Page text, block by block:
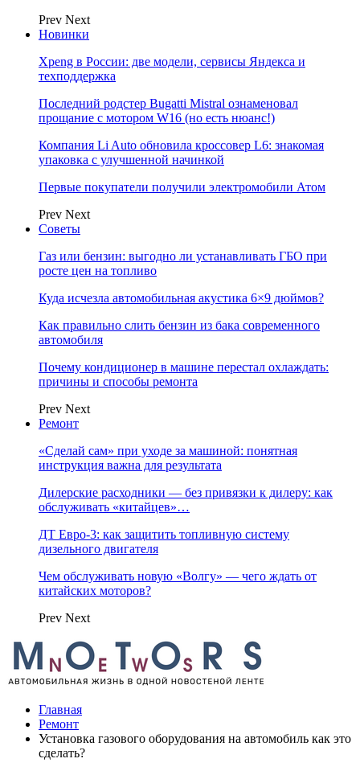
Prev Next
Новинки
Xpeng в России: две модели, сервисы Яндекса и
техподдержка
Последний родстер Bugatti Mistral ознаменовал
прощание с мотором W16 (но есть нюанс!)
Компания Li Auto обновила кроссовер L6: знакомая
упаковка с улучшенной начинкой
Первые покупатели получили электромобили Атом
Prev Next
Советы
Газ или бензин: выгодно ли устанавливать ГБО при
росте цен на топливо
Куда исчезла автомобильная акустика 6×9 дюймов?
Как правильно слить бензин из бака современного
автомобиля
Почему кондиционер в машине перестал охлаждать:
причины и способы ремонта
Prev Next
Ремонт
«Сделай сам» при уходе за машиной: понятная
инструкция важна для результата
Дилерские расходники — без привязки к дилеру: как
обслуживать «китайцев»…
ДТ Евро-3: как защитить топливную систему
дизельного двигателя
Чем обслуживать новую «Волгу» — чего ждать от
китайских моторов?
Prev Next
Главная
Ремонт
Установка газового оборудования на автомобиль как это
сделать?